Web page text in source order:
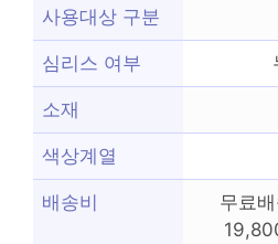
사용대상 구분
심리스 여부
소재
색상계열
배송비
무료